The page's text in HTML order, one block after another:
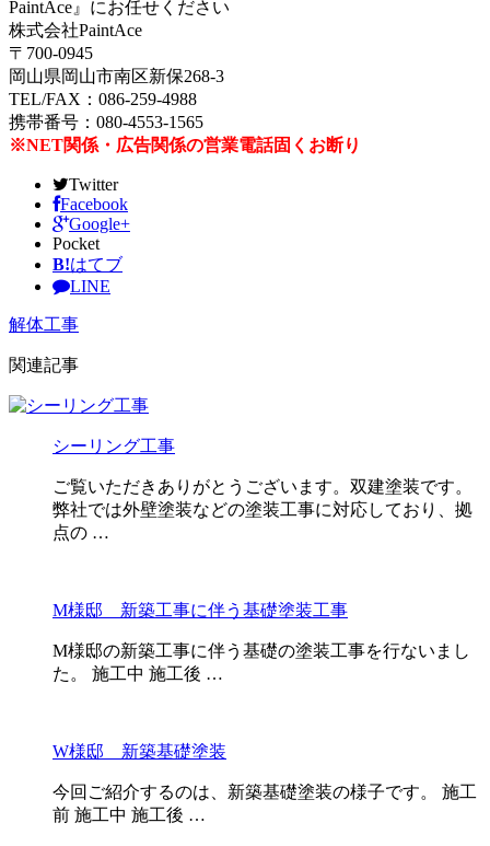
PaintAce』にお任せください
株式会社PaintAce
〒700-0945
岡山県岡山市南区新保268-3
TEL/FAX：086-259-4988
携帯番号：080-4553-1565
※NET関係・広告関係の営業電話固くお断り
Twitter
Facebook
Google+
Pocket
B!はてブ
LINE
解体工事
関連記事
シーリング工事
ご覧いただきありがとうございます。双建塗装です。
弊社では外壁塗装などの塗装工事に対応しており、拠
点の …
M様邸 新築工事に伴う基礎塗装工事
M様邸の新築工事に伴う基礎の塗装工事を行ないまし
た。 施工中 施工後 …
W様邸 新築基礎塗装
今回ご紹介するのは、新築基礎塗装の様子です。 施工
前 施工中 施工後 …